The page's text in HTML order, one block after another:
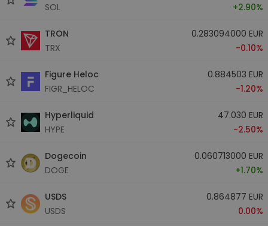
SOL
+2.90%
TRON
TRX
0.283094000 EUR
-0.10%
Figure Heloc
FIGR_HELOC
0.884503 EUR
-1.20%
Hyperliquid
HYPE
47.030 EUR
-2.50%
Dogecoin
DOGE
0.060713000 EUR
+1.70%
USDS
USDS
0.864877 EUR
0.00%